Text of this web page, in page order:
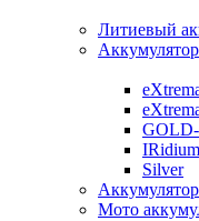
Литиевый
Silver
Мото